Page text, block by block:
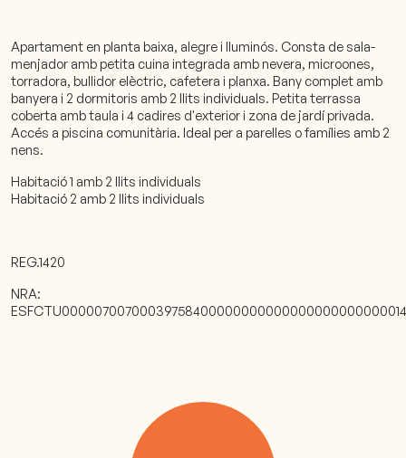
Apartament en planta baixa, alegre i lluminós. Consta de sala-
menjador amb petita cuina integrada amb nevera, microones,
torradora, bullidor elèctric, cafetera i planxa. Bany complet amb
banyera i 2 dormitoris amb 2 llits individuals. Petita terrassa
coberta amb taula i 4 cadires d'exterior i zona de jardí privada.
Accés a piscina comunitària. Ideal per a parelles o famílies amb 2
nens.
Habitació 1 amb 2 llits individuals
Habitació 2 amb 2 llits individuals
REG.1420
NRA: